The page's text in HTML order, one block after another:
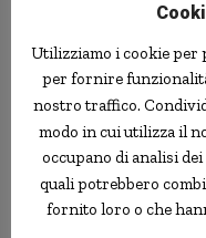
Utilizziamo i cookie per
per fornire
nostro traffico.
modo in cui utilizza il
occupano di analisi
quali potrebbero
fornito loro o che